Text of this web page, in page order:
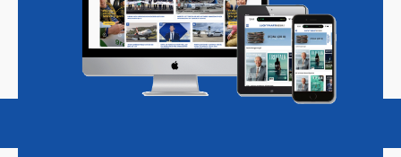
Magazine Podcasts Vacatures